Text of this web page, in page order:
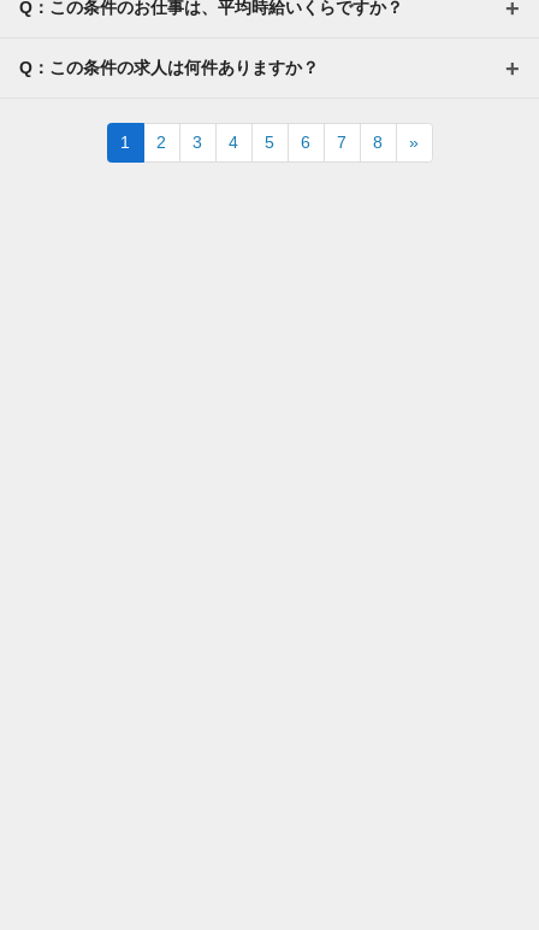
Q：この条件のお仕事は、平均時給いくらですか？
Q：この条件の求人は何件ありますか？
1 2 3 4 5 6 7 8 »Next